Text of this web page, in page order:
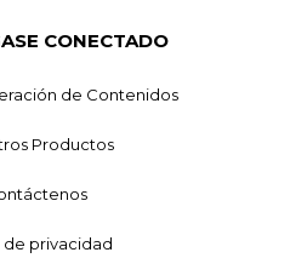
CONECTADO
de Contenidos
Productos
de privacidad